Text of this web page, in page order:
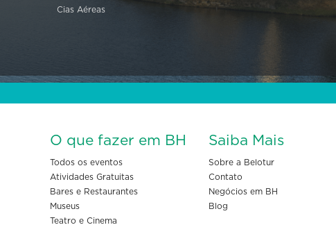
Cias Aéreas
O que fazer em BH
Todos os eventos
Atividades Gratuitas
Bares e Restaurantes
Museus
Teatro e Cinema
Saiba Mais
Sobre a Belotur
Contato
Negócios em BH
Blog